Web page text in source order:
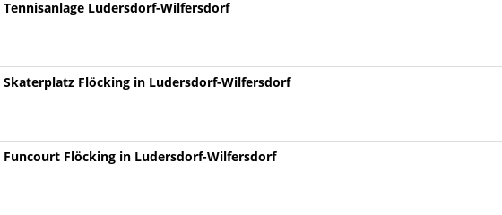
Tennisanlage Ludersdorf-Wilfersdorf
Skaterplatz Flöcking in Ludersdorf-Wilfersdorf
Funcourt Flöcking in Ludersdorf-Wilfersdorf